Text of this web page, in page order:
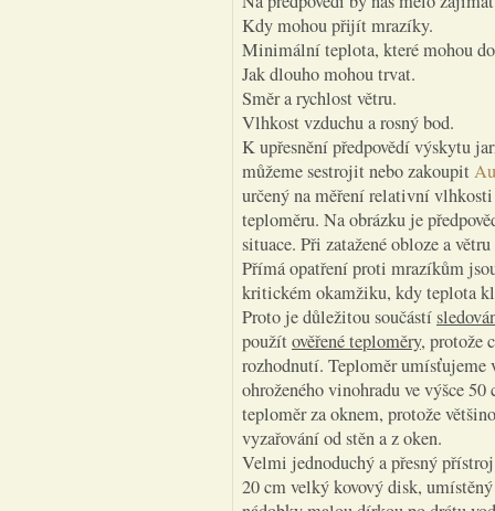
Kdy mohou přijít mrazíky.
Minimální teplota, které mohou
Jak dlouho mohou trvat.
Směr a rychlost větru.
Vlhkost vzduchu a rosný bod.
K upřesnění předpovědí výskytu
můžeme sestrojit nebo zakoupit
určený na měření relativní
teploměru. Na obrázku je
situace. Při zatažené obloze a
Přímá opatření proti mrazíkům
kritickém okamžiku, kdy teplota
Proto je důležitou součástí
použítověřené teploměry, protože
rozhodnutí. Teploměr
ohroženého vinohradu ve výšce
teploměr za oknem, protože
vyzařování od stěn a z oken.
Velmi jednoduchý a přesný
20 cm velký kovový disk,